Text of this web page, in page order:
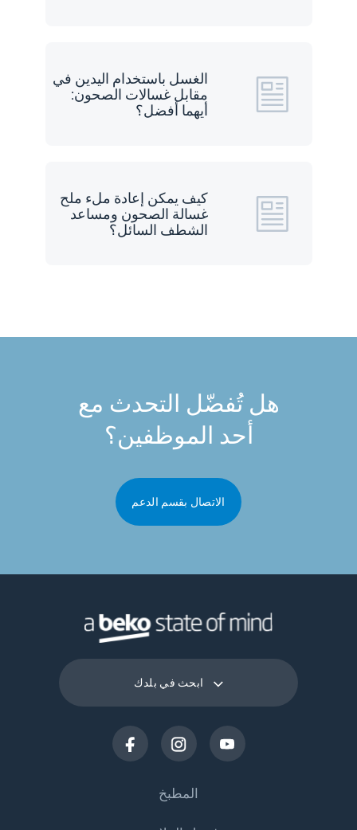
الغسل باستخدام اليدين في
مقابل غسالات الصحون:
أيهما أفضل؟
كيف يمكن إعادة ملء ملح
غسالة الصحون ومساعد
الشطف السائل؟
هل تُفضّل التحدث مع
أحد الموظفين؟
الاتصال بقسم الدعم
ابحث في بلدك
المطبخ